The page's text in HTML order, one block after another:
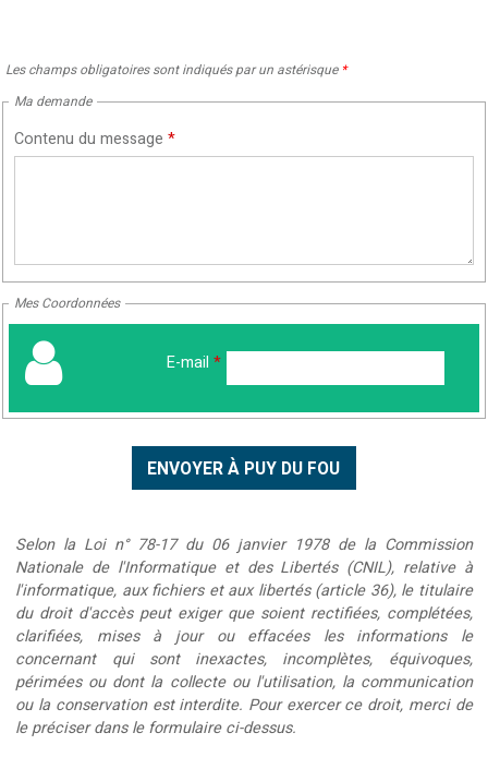
Les champs obligatoires sont indiqués par un astérisque *
Ma demande
Contenu du message *
Mes Coordonnées
E-mail *
Selon la Loi n° 78-17 du 06 janvier 1978 de la Commission
Nationale de l'Informatique et des Libertés (CNIL), relative à
l'informatique, aux fichiers et aux libertés (article 36), le titulaire
du droit d'accès peut exiger que soient rectifiées, complétées,
clarifiées, mises à jour ou effacées les informations le
concernant qui sont inexactes, incomplètes, équivoques,
périmées ou dont la collecte ou l'utilisation, la communication
ou la conservation est interdite. Pour exercer ce droit, merci de
le préciser dans le formulaire ci-dessus.